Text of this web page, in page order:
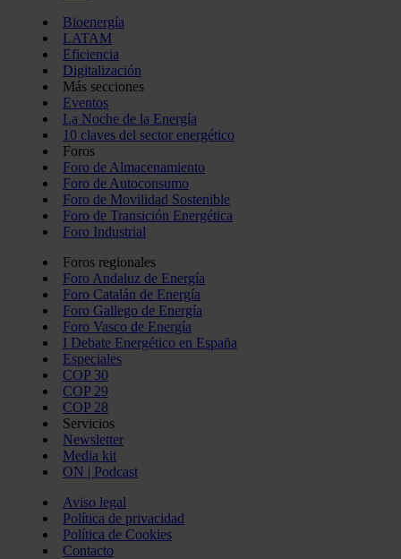
Bioenergía
LATAM
Eficiencia
Digitalización
Más secciones
Eventos
La Noche de la Energía
10 claves del sector energético
Foros
Foro de Almacenamiento
Foro de Autoconsumo
Foro de Movilidad Sostenible
Foro de Transición Energética
Foro Industrial
Foros regionales
Foro Andaluz de Energía
Foro Catalán de Energía
Foro Gallego de Energía
Foro Vasco de Energía
I Debate Energético en España
Especiales
COP 30
COP 29
COP 28
Servicios
Newsletter
Media kit
ON | Podcast
Aviso legal
Política de privacidad
Política de Cookies
Contacto